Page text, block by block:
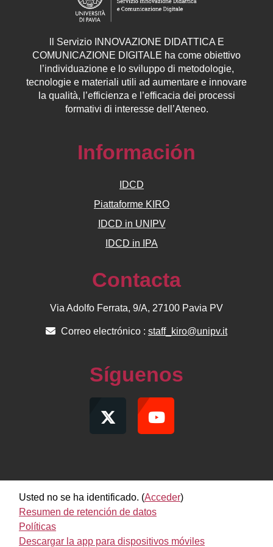
Servizio INNOVAZIONE DIDATTICA E
COMUNICAZIONE DIGITALE ha come obiettivo
l’individuazione e lo sviluppo di metodologie,
tecnologie e materiali utili ad aumentare e innovare
la qualità, l’efficienza e l’efficacia dei processi
formativi di interesse dell’Ateneo.
Información
IDCD
Piattaforme KIRO
IDCD in UNIPV
IDCD in IPA
Contacta
Via Adolfo Ferrata, 9/A, 27100 Pavia PV
Correo electrónico : staff_kiro@unipv.it
Síguenos
Usted no se ha identificado. (Acceder)
Resumen de retención de datos
Políticas
Descargar la app para dispositivos móviles